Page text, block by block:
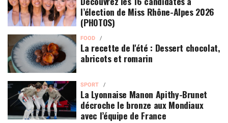
l’élection de Miss Rhône-Alpes 2026
(PHOTOS)
FOOD
La recette de l'été : Dessert chocolat,
abricots et romarin
SPORT
La Lyonnaise Manon Apithy-Brunet
décroche le bronze aux Mondiaux
avec l’équipe de France